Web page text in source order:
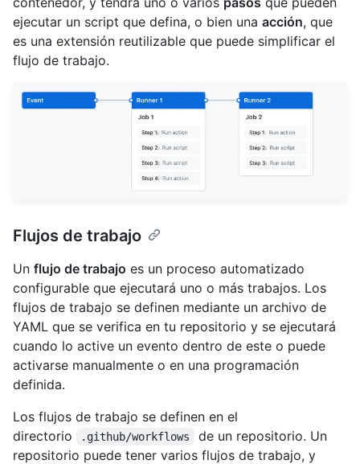
ejecutar un script que defina, o bien una acción, que
es una extensión reutilizable que puede simplificar el
flujo de trabajo.
Flujos de trabajo
Un flujo de trabajo es un proceso automatizado
configurable que ejecutará uno o más trabajos. Los
flujos de trabajo se definen mediante un archivo de
YAML que se verifica en tu repositorio y se ejecutará
cuando lo active un evento dentro de este o puede
activarse manualmente o en una programación
definida.
Los flujos de trabajo se definen en el
directorio
.github/workflows
de un repositorio. Un
repositorio puede tener varios flujos de trabajo, y